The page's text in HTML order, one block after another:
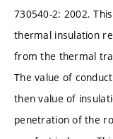
730540-2: 2002.
thermal insulation
from the thermal
The value of
then value of
penetration of the